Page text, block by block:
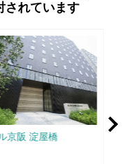
されています
京阪 淀屋橋